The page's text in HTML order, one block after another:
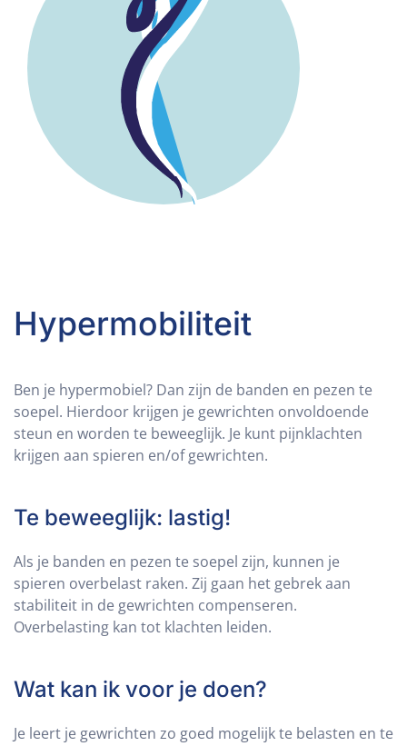
Hypermobiliteit
Ben je hypermobiel? Dan zijn de banden en pezen te
soepel. Hierdoor krijgen je gewrichten onvoldoende
steun en worden te beweeglijk. Je kunt pijnklachten
krijgen aan spieren en/of gewrichten.
Te beweeglijk: lastig!
Als je banden en pezen te soepel zijn, kunnen je
spieren overbelast raken. Zij gaan het gebrek aan
stabiliteit in de gewrichten compenseren.
Overbelasting kan tot klachten leiden.
Wat kan ik voor je doen?
Je leert je gewrichten zo goed mogelijk te belasten en te